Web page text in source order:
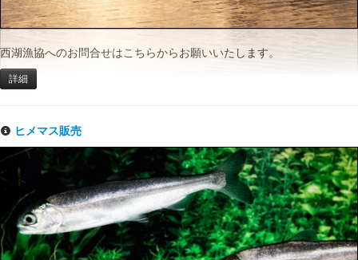
西湖漁協へのお問合せはこちらからお願いいたします。
詳細
ヒメマス販売